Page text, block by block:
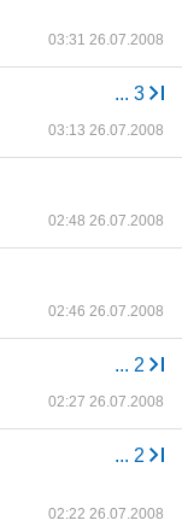
03:31 26.07.2008
... 3
03:13 26.07.2008
02:48 26.07.2008
02:46 26.07.2008
... 2
02:27 26.07.2008
... 2
02:22 26.07.2008